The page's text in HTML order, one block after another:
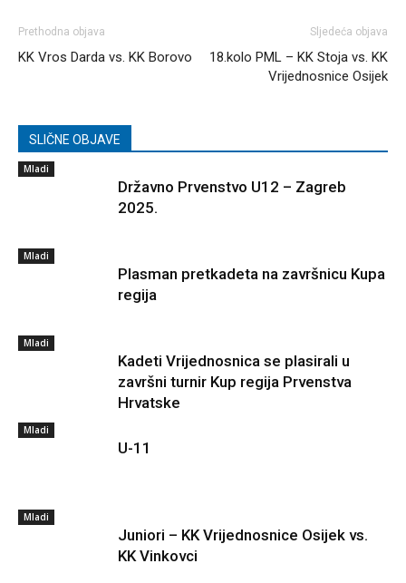
Prethodna objava
KK Vros Darda vs. KK Borovo
Sljedeća objava
18.kolo PML – KK Stoja vs. KK
Vrijednosnice Osijek
SLIČNE OBJAVE
Mladi
Državno Prvenstvo U12 – Zagreb
2025.
Mladi
Plasman pretkadeta na završnicu Kupa
regija
Mladi
Kadeti Vrijednosnica se plasirali u
završni turnir Kup regija Prvenstva
Hrvatske
Mladi
U-11
Mladi
Juniori – KK Vrijednosnice Osijek vs.
KK Vinkovci